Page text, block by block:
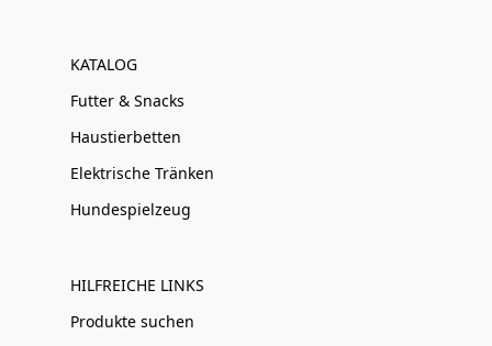
KATALOG
Futter & Snacks
Haustierbetten
Elektrische Tränken
Hundespielzeug
HILFREICHE LINKS
Produkte suchen